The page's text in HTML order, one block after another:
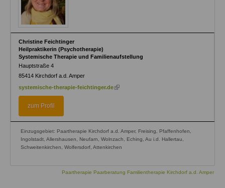
Christine Feichtinger
Heilpraktikerin (Psychotherapie)
Systemische Therapie und Familienaufstellung
Hauptstraße 4
85414 Kirchdorf a.d. Amper
systemische-therapie-feichtinger.de (link
zum Profil
Einzugsgebiet: Paartherapie Kirchdorf a.d. Amper, Freising, Pfaffenhofen,
Ingolstadt, Allershausen, Neufarn, Wolnzach, Eching, Au i.d. Hallertau,
Schweitenkirchen, Wolfersdorf, Attenkirchen
Paartherapie Paarberatung Familientherapie Kirchdorf a.d. Amper